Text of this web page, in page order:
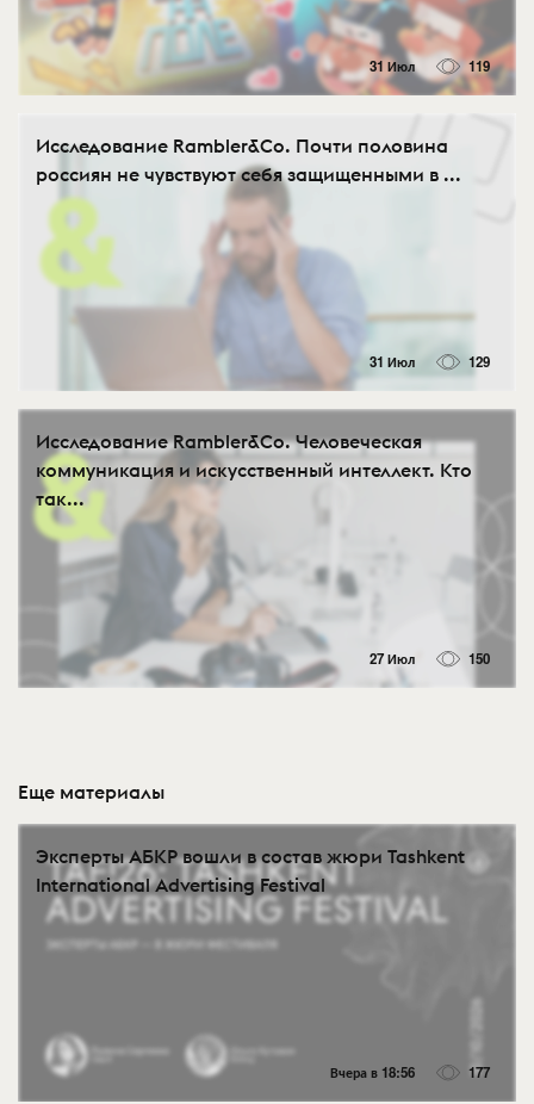
31 Июл 119
Исследование Rambler&Co. Почти половина
россиян не чувствуют себя защищенными в ...
31 Июл 129
Исследование Rambler&Co. Человеческая
коммуникация и искусственный интеллект. Кто
так...
27 Июл 150
Еще материалы
Эксперты АБКР вошли в состав жюри Tashkent
International Advertising Festival
Вчера в 18:56 177